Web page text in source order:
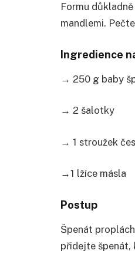
Formu
mandlemi.
Ingredience
→ 250 g baby
→ 2 šalotky
→ 1 stroužek
→1 lžíce másla
Postup
Špenát
přidejte špenát,